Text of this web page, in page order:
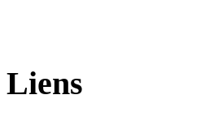
Liens